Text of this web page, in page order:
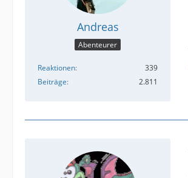
Andreas
Abenteurer
Reaktionen
339
Beiträge
2.811